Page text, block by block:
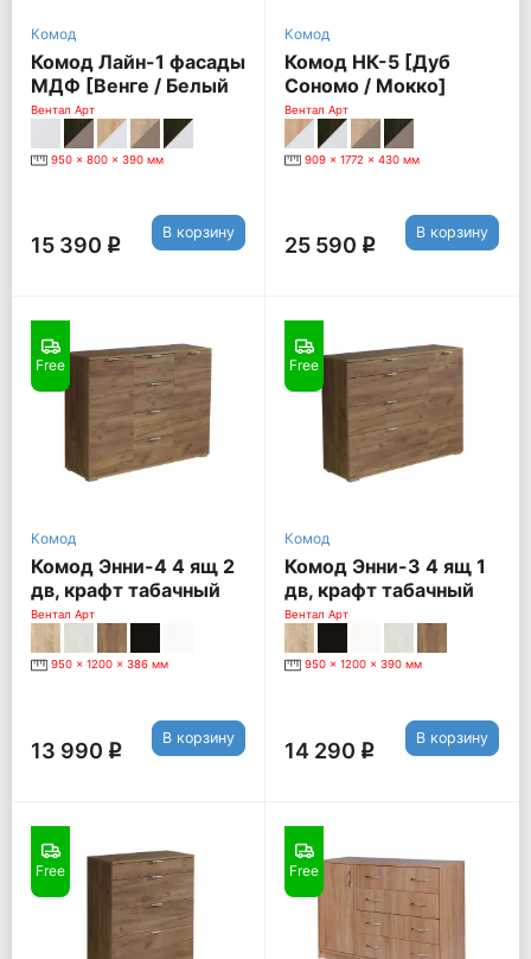
Комод
Комод Лайн-1 фасады
МДФ [Венге / Белый
глянец]
Вентал Арт
950 x 800 x 390 мм
15 390 q
В корзину
Комод
Комод НК-5 [Дуб
Сономо / Мокко]
Вентал Арт
909 x 1772 x 430 мм
25 590 q
В корзину
Free
Комод
Комод Энни-4 4 ящ 2
дв, крафт табачный
Вентал Арт
950 x 1200 x 386 мм
13 990 q
В корзину
Free
Комод
Комод Энни-3 4 ящ 1
дв, крафт табачный
Вентал Арт
950 x 1200 x 390 мм
14 290 q
В корзину
Free Free